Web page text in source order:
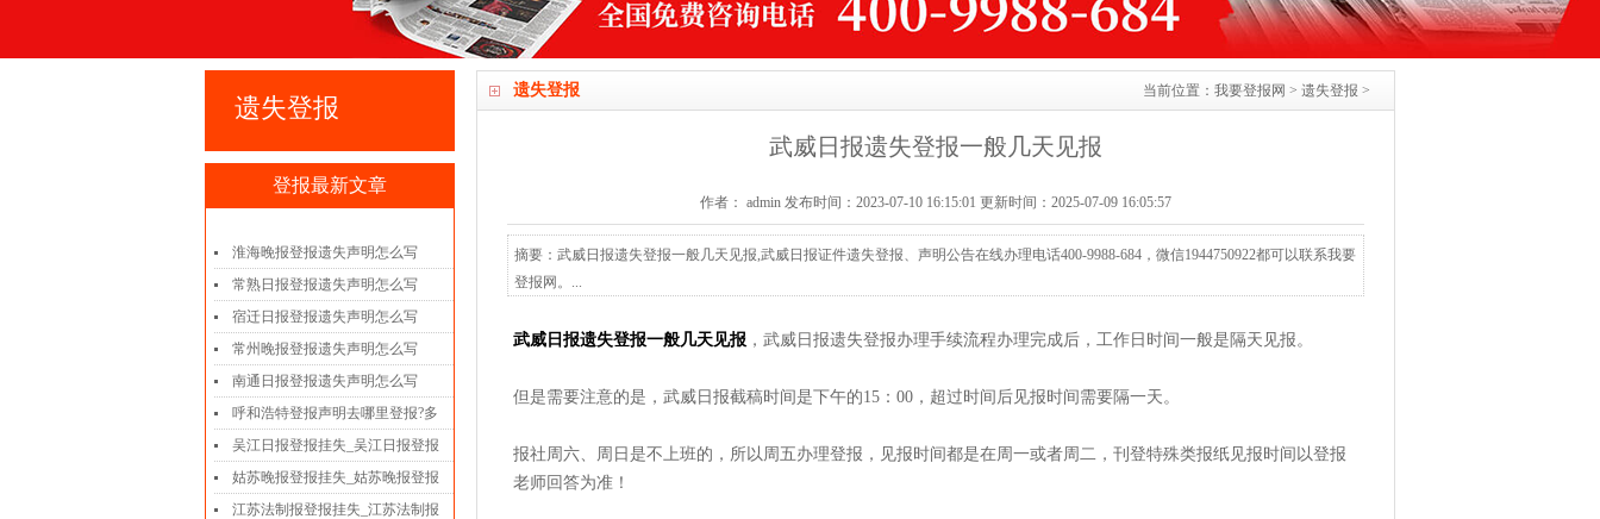
遗失登报 当前位置： 我要登报网 > 遗失登报 >
武威日报遗失登报一般几天见报
作者： admin 发布时间：2023-07-10 16:15:01 更新时间：2025-07-09 16:05:57
摘要：武威日报遗失登报一般几天见报,武威日报证件遗失登报、声明公告在线办理电话400-9988-684，微信1944750922都可以联系我要
登报网。...
武威日报遗失登报一般几天见报 ，武威日报遗失登报办理手续流程办理完成后，工作日时间一般是隔天见报。
但是需要注意的是，武威日报截稿时间是下午的15：00，超过时间后见报时间需要隔一天。
报社周六、周日是不上班的，所以周五办理登报，见报时间都是在周一或者周二，刊登特殊类报纸见报时间以登报
老师回答为准！
遗失登报
登报最新文章
淮海晚报登报遗失声明怎么写
常熟日报登报遗失声明怎么写
宿迁日报登报遗失声明怎么写
常州晚报登报遗失声明怎么写
南通日报登报遗失声明怎么写
呼和浩特登报声明去哪里登报?多
吴江日报登报挂失_吴江日报登报
姑苏晚报登报挂失_姑苏晚报登报
江苏法制报登报挂失_江苏法制报